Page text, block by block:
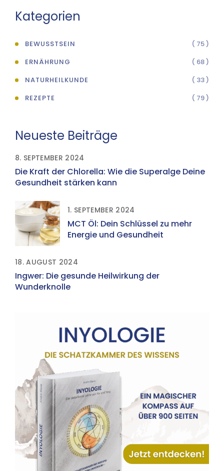
Kategorien
BEWUSSTSEIN
( 75 )
ERNÄHRUNG
( 68 )
NATURHEILKUNDE
( 33 )
REZEPTE
( 79 )
Neueste Beiträge
Die Kraft der Chlorella: Wie die Superalge Deine
Gesundheit stärken kann
8. SEPTEMBER 2024
MCT Öl: Dein Schlüssel zu mehr
Energie und Gesundheit
1. SEPTEMBER 2024
Ingwer: Die gesunde Heilwirkung der
Wunderknolle
18. AUGUST 2024